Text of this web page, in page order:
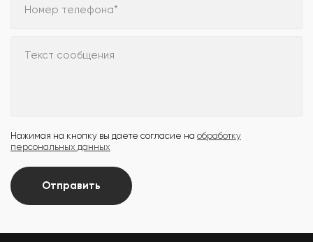
Номер телефона*
Текст сообщения
Нажимая на кнопку вы даете согласие на обработку
персональных данных
Отправить